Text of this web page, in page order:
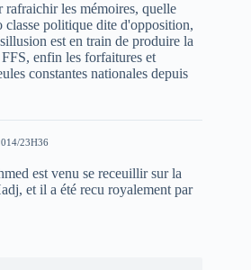
rafraichir les mémoires, quelle
classe politique dite d'opposition,
est en train de produire la
enfin les forfaitures et
constantes nationales depuis
23H36
est venu se receuillir sur la
et il a été recu royalement par